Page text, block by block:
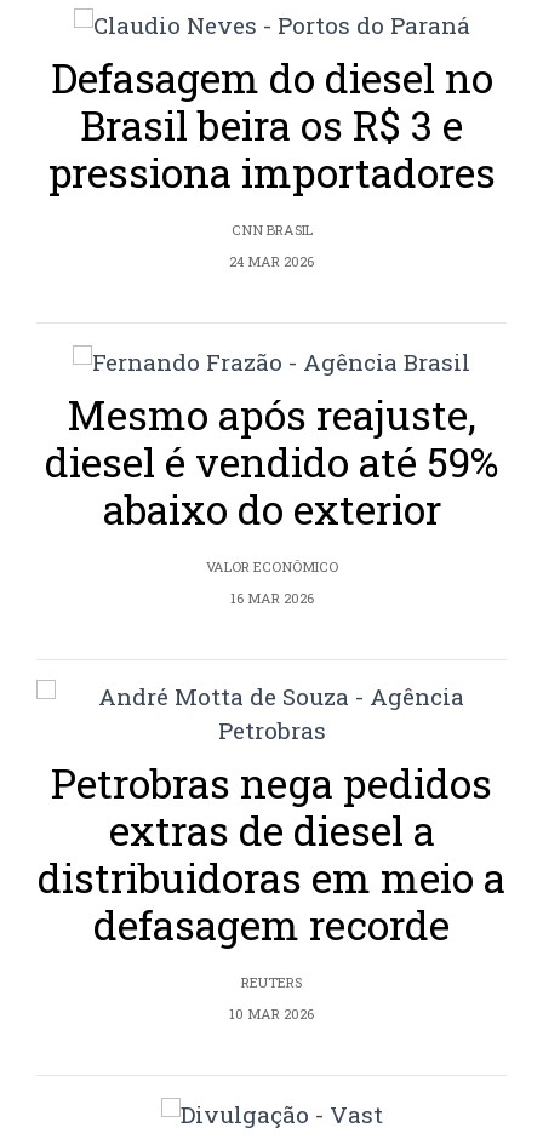
Defasagem do diesel no
Brasil beira os R$ 3 e
pressiona importadores
CNN BRASIL
24 MAR 2026
Mesmo após reajuste,
diesel é vendido até 59%
abaixo do exterior
VALOR ECONÔMICO
16 MAR 2026
Petrobras nega pedidos
extras de diesel a
distribuidoras em meio a
defasagem recorde
REUTERS
10 MAR 2026